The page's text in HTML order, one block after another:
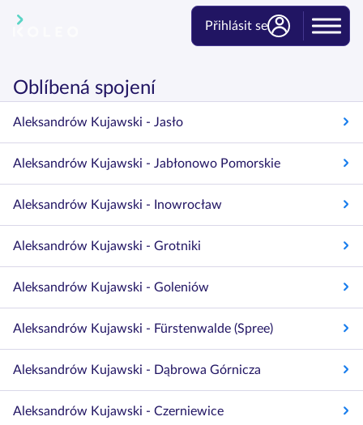
Přihlásit se
Oblíbená spojení
Aleksandrów Kujawski - Jasło
Aleksandrów Kujawski - Jabłonowo Pomorskie
Aleksandrów Kujawski - Inowrocław
Aleksandrów Kujawski - Grotniki
Aleksandrów Kujawski - Goleniów
Aleksandrów Kujawski - Fürstenwalde (Spree)
Aleksandrów Kujawski - Dąbrowa Górnicza
Aleksandrów Kujawski - Czerniewice